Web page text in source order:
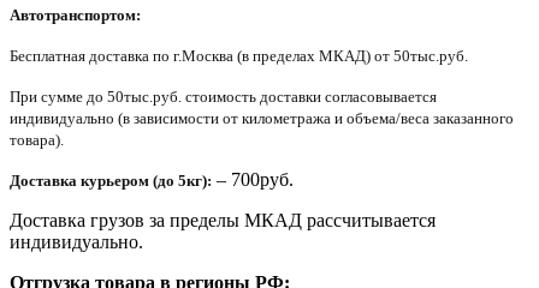
Автотранспортом:
Бесплатная доставка по г.Москва (в пределах МКАД) от 50тыс.руб.
При сумме до 50тыс.руб. стоимость доставки согласовывается
индивидуально (в зависимости от километража и объема/веса заказанного
товара).
Доставка курьером (до 5кг): – 700руб.
Доставка грузов за пределы МКАД рассчитывается
индивидуально.
Отгрузка товара в регионы РФ: